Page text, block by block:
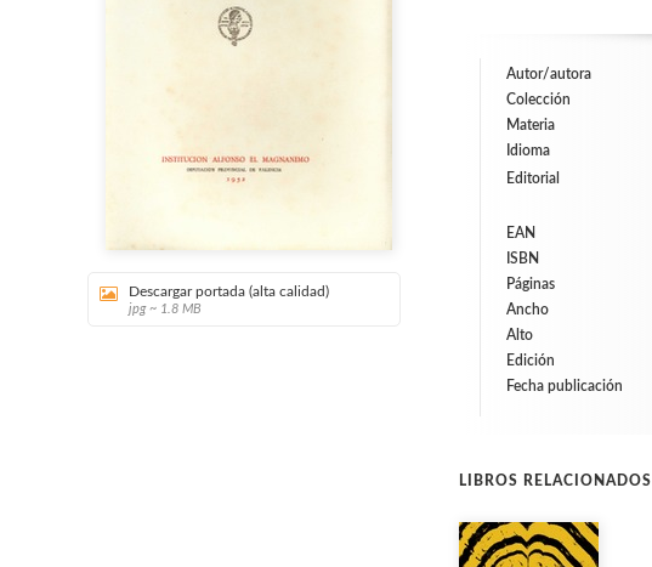
Descargar portada (alta calidad)
jpg ~ 1.8 MB
Autor/autora
Colección
Materia
Idioma
Editorial
EAN
ISBN
Páginas
Ancho
Alto
Edición
Fecha publicación
LIBROS RELACIONADOS